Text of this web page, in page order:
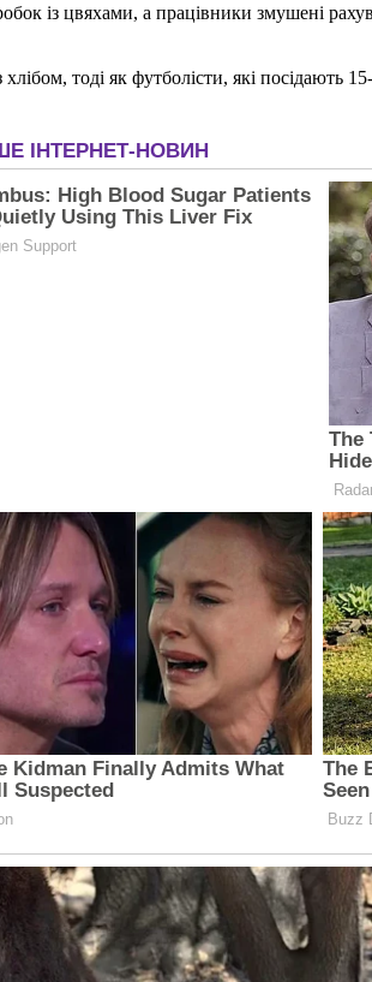
із цвяхами, а працівники змушені
тоді як футболісти, які посідають